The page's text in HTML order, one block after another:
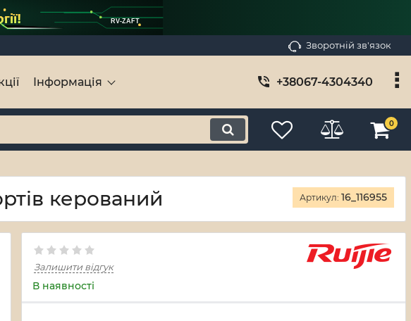
RV-ZAFT
Зворотній зв'язок
Інформація +38067-4304340
0
керований Артикул: 16_116955
Залишити відгук
В наявності